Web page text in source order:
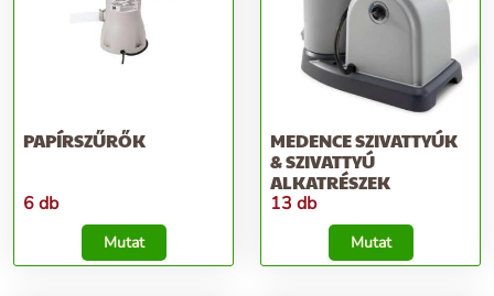
PAPÍRSZŰRŐK
6 db
Mutat
MEDENCE SZIVATTYÚK
& SZIVATTYÚ
ALKATRÉSZEK
13 db
Mutat